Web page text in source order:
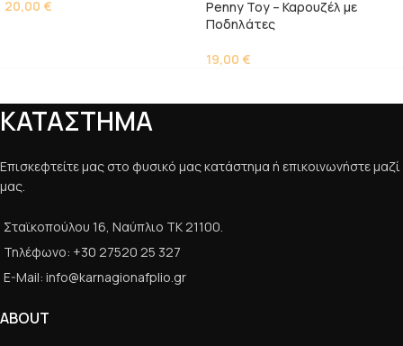
20,00 €
Penny Toy – Καρουζέλ με
Ποδηλάτες
19,00 €
ΚΑΤΑΣΤΗΜΑ
Επισκεφτείτε μας στο φυσικό μας κατάστημα ή επικοινωνήστε μαζί
μας.
Σταϊκοπούλου 16, Ναύπλιο ΤΚ 21100.
Τηλέφωνο: +30 27520 25 327
E-Mail: info@karnagionafplio.gr
ABOUT